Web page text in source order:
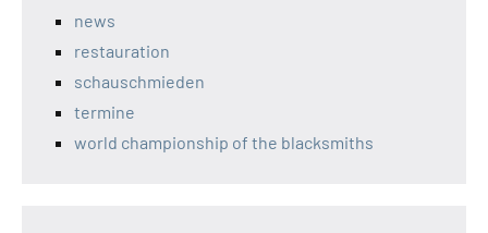
news
restauration
schauschmieden
termine
world championship of the blacksmiths